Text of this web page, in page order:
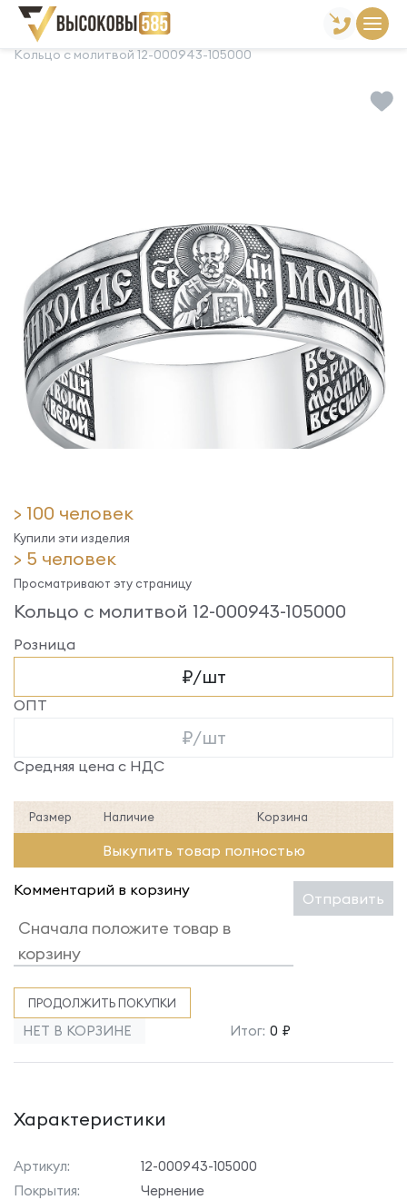
Главная Склад готовой продукции
Кольцо с молитвой 12-000943-105000
> 100 человек
Купили эти изделия
> 5 человек
Просматривают эту страницу
Кольцо с молитвой 12-000943-105000
Розница
₽/шт
ОПТ
₽/шт
Средняя цена с НДС
Размер Наличие Корзина
Выкупить товар полностью
Комментарий в корзину Отправить
ПРОДОЛЖИТЬ ПОКУПКИ
НЕТ В КОРЗИНЕ Итог: 0 ₽
Характеристики
Артикул:
12-000943-105000
Покрытия:
Чернение